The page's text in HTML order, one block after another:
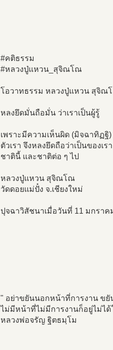
#คติธรรม
#หลวงปู่แหวน_สุจิณโณ
โอวาทธรรม หลวงปู่แหวน สุจิณ
หลงยึดมั่นถือมั่น ว่าเราเป็นผู้รู้
เพราะมีความเห็นผิด (มิจฉาทิฏฐิ
ตัวเรา จึงหลงยึดถือว่าเป็นของเ
ชาตินี้ และชาติต่อ ๆ ไป
หลวงปู่แหวน สุจิณโณ
วัดดอยแม่ปั๋ง จ.เชียงใหม่
ปุจฉาวิสัชนาเมื่อวันที่ 11 มกราค
" อย่าขยันนอกหน้าที่การงาน ขยั
ไม่มีหน้าที่ไม่มีการงานก็อยู่ไม่ไ
หลวงพ่อจรัญ ฐิตธมฺโม